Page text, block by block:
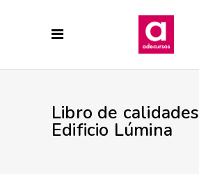
Libro de calidades
Edificio Lúmina